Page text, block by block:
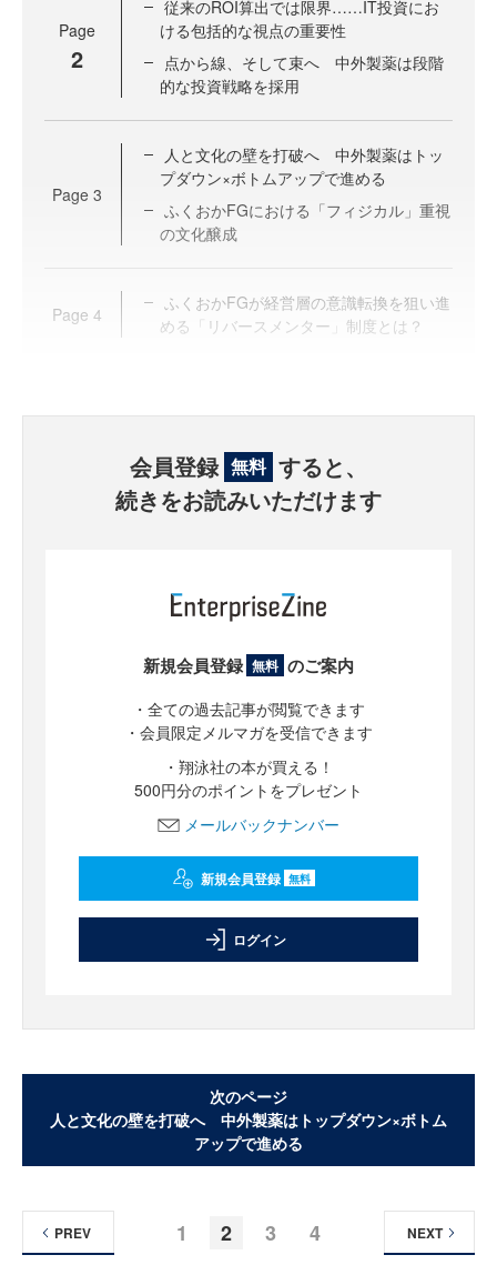
Page
2
従来のROI算出では限界……IT投資にお
ける包括的な視点の重要性
点から線、そして束へ 中外製薬は段階
的な投資戦略を採用
Page 3
人と文化の壁を打破へ 中外製薬はトッ
プダウン×ボトムアップで進める
ふくおかFGにおける「フィジカル」重視
の文化醸成
Page 4
ふくおかFGが経営層の意識転換を狙い進
める「リバースメンター」制度とは？
会員登録 無料 すると、
続きをお読みいただけます
新規会員登録 無料 のご案内
・全ての過去記事が閲覧できます
・会員限定メルマガを受信できます
・翔泳社の本が買える！
500円分のポイントをプレゼント
メールバックナンバー
新規会員登録 無料
ログイン
次のページ
人と文化の壁を打破へ 中外製薬はトップダウン×ボトム
アップで進める
1 2 3 4
PREV NEXT